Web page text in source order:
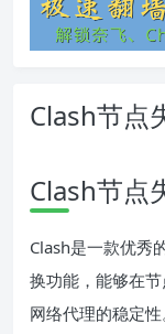
Clash节点
Clash节点
Clash是一款优秀
换功能，能够在
网络代理的稳定